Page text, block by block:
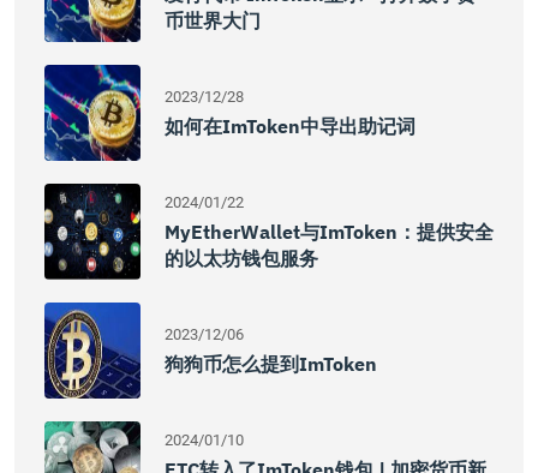
币世界大门
2023/12/28
如何在imToken中导出助记词
2024/01/22
MyEtherWallet与imToken：提供安全
的以太坊钱包服务
2023/12/06
狗狗币怎么提到imToken
2024/01/10